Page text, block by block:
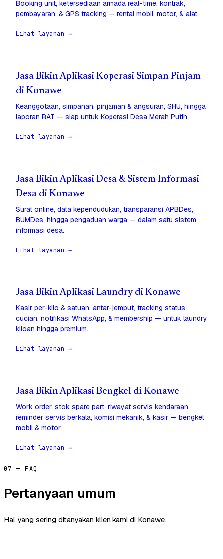
Booking unit, ketersediaan armada real-time, kontrak,
pembayaran, & GPS tracking — rental mobil, motor, & alat.
Lihat layanan →
Jasa Bikin Aplikasi Koperasi Simpan Pinjam
di Konawe
Keanggotaan, simpanan, pinjaman & angsuran, SHU, hingga
laporan RAT — siap untuk Koperasi Desa Merah Putih.
Lihat layanan →
Jasa Bikin Aplikasi Desa & Sistem Informasi
Desa di Konawe
Surat online, data kependudukan, transparansi APBDes,
BUMDes, hingga pengaduan warga — dalam satu sistem
informasi desa.
Lihat layanan →
Jasa Bikin Aplikasi Laundry di Konawe
Kasir per-kilo & satuan, antar-jemput, tracking status
cucian, notifikasi WhatsApp, & membership — untuk laundry
kiloan hingga premium.
Lihat layanan →
Jasa Bikin Aplikasi Bengkel di Konawe
Work order, stok spare part, riwayat servis kendaraan,
reminder servis berkala, komisi mekanik, & kasir — bengkel
mobil & motor.
Lihat layanan →
07 — FAQ
Pertanyaan umum
Hal yang sering ditanyakan klien kami di Konawe.